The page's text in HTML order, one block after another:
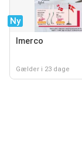
Ny
Imerco
Gælder i 23 dage